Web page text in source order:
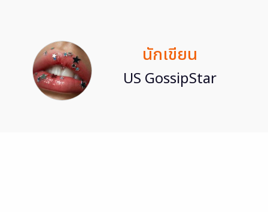
นักเขียน
US GossipStar